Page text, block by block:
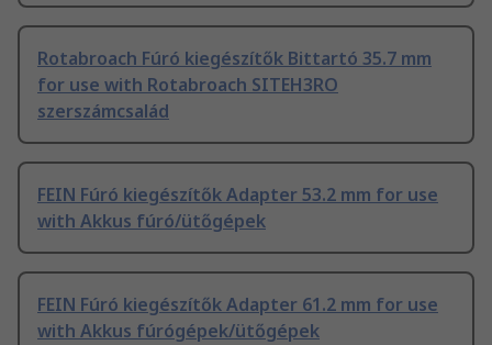
Rotabroach Fúró kiegészítők Bittartó 35.7 mm
for use with Rotabroach SITEH3RO
szerszámcsalád
FEIN Fúró kiegészítők Adapter 53.2 mm for use
with Akkus fúró/ütőgépek
FEIN Fúró kiegészítők Adapter 61.2 mm for use
with Akkus fúrógépek/ütőgépek